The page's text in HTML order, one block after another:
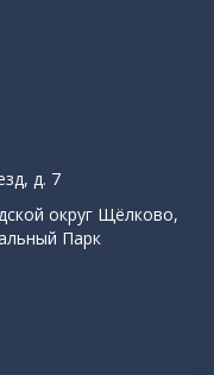
д. 7
округ Щёлково,
Парк